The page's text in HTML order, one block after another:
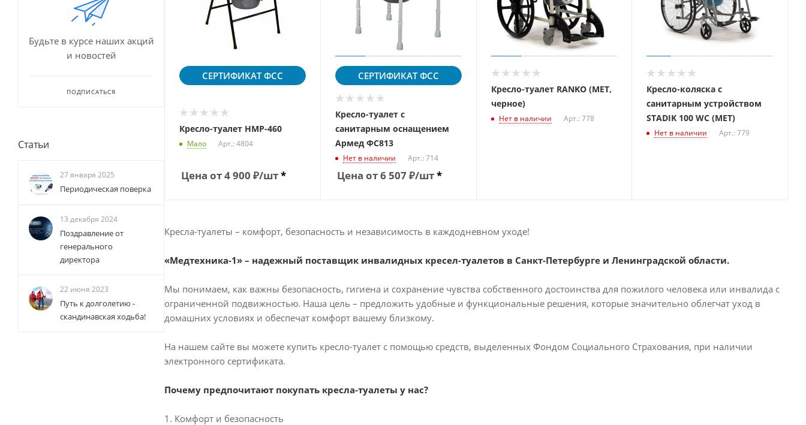
СЕРТИФИКАТФСС
Кресло-туалет HMP-460
Мало Арт.: 4804
Цена от4 900 ₽/шт*
СЕРТИФИКАТФСС
Кресло-туалет с
санитарным оснащением
Армед ФС813
Нет в наличии Арт.: 714
Цена от6 507₽/шт*
Кресло-туалет RANKO (МЕТ,
черное)
Нет в наличии Арт.: 778
Кресло-коляска с
санитарным устройством
STADIK 100 WC (MET)
Нет в наличии Арт.: 779
Кресла-туалеты – комфорт, безопасность и независимость в каждодневном уходе!
«Медтехника-1» – надежный поставщик инвалидных кресел-туалетов в Санкт-Петербурге и Ленинградской области.
Мы понимаем, как важны безопасность, гигиена и сохранение чувства собственного достоинства для пожилого человека или инвалида с
ограниченной подвижностью. Наша цель – предложить удобные и функциональные решения, которые значительно облегчат уход в
домашних условиях и обеспечат комфорт вашему близкому.
На нашем сайте вы можете купить кресло-туалет с помощью средств, выделенных Фондом Социального Страхования, при наличии
электронного сертификата.
Почему предпочитают покупать кресла-туалеты у нас?
1. Комфорт и безопасность
Будьте в курсе наших акций
и новостей
ПОДПИСАТЬСЯ
Статьи
27 января 2025
Периодическая поверка
13 декабря 2024
Поздравление от
генерального
директора
22 июня 2023
Путь к долголетию -
скандинавская ходьба!